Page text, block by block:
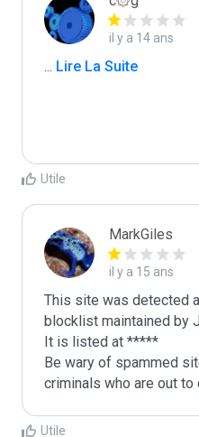
il y a 14 ans
... Lire La Suite
Utile
MarkGiles
il y a 15 ans
This site was detected
blocklist maintained by
It is listed at *****
Be wary of spammed
criminals who are out to
Utile